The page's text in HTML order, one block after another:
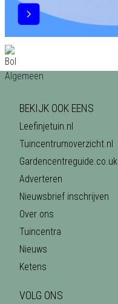
BEKIJK OOK EENS
Leefinjetuin.nl
Tuincentrumoverzicht.nl
Gardencentreguide.co.uk
Adverteren
Nieuwsbrief inschrijven
Over ons
Tuincentra
Nieuws
Ketens
VOLG ONS